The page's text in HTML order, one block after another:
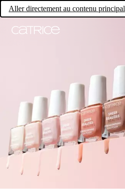
Aller directement au contenu principal
Own your magic.